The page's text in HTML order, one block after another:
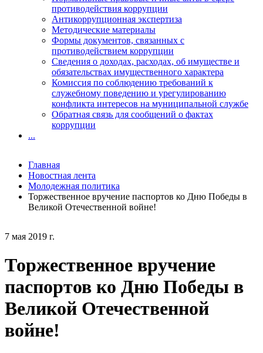
7 мая 2019 г.
Торжественное вручение
паспортов ко Дню Победы в
Великой Отечественной
войне!
противодействия коррупции
Антикоррупционная экспертиза
Методические материалы
Формы документов, связанных с
противодействием коррупции
Сведения о доходах, расходах, об имуществе и
обязательствах имущественного характера
Комиссия по соблюдению требований к
служебному поведению и урегулированию
конфликта интересов на муниципальной службе
Обратная связь для сообщений о фактах
коррупции
...
Главная
Новостная лента
Молодежная политика
Торжественное вручение паспортов ко Дню Победы в
Великой Отечественной войне!